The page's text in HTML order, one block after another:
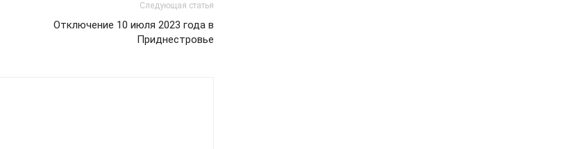
Следующая статья
Отключение 10 июля 2023 года в
Приднестровье